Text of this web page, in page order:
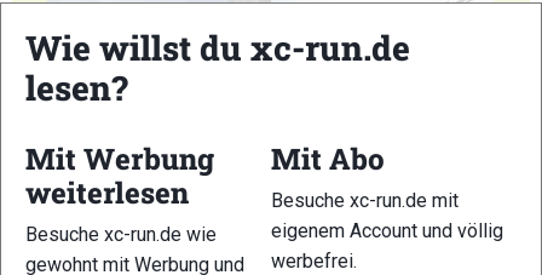
Wie willst du xc-run.de
lesen?
Mit Werbung
weiterlesen
Besuche xc-run.de wie
gewohnt mit Werbung und
Mit Abo
Besuche xc-run.de mit
eigenem Account und völlig
werbefrei.